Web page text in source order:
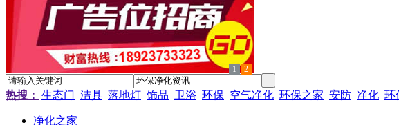
1 2
热搜： 生态门 洁具 落地灯 饰品 卫浴 环保 空气净化 环保之家 安防 净化 环
净化之家